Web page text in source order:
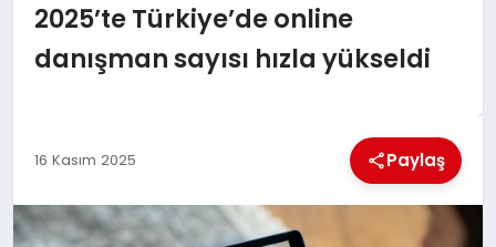
GÜNCEL
MAGAZIN
GENEL
2025’te Türkiye’de online
danışman sayısı hızla yükseldi
16 Kasım 2025 Paylaş